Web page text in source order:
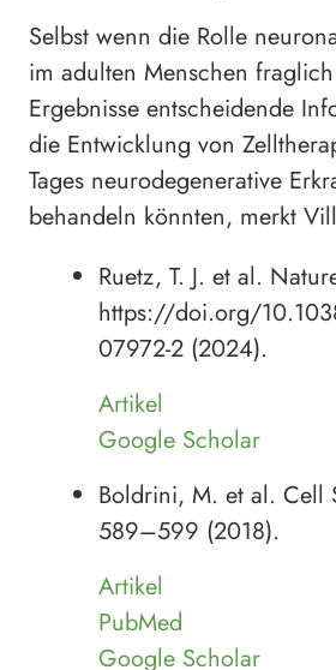
Selbst wenn die Rolle
im adulten Menschen
Ergebnisse entscheidende
die Entwicklung von
Tages neurodegenerative
behandeln könnten, merkt
Ruetz, T. J. et al.
https://doi.org/
07972-2 (2024).
Artikel
Google Scholar
Boldrini, M. et al. Cell
589–599 (2018).
Artikel
PubMed
Google Scholar